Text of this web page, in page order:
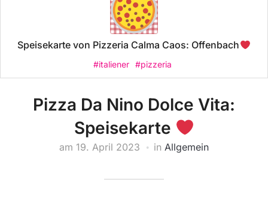
Speisekarte von Pizzeria Calma Caos: Offenbach
#italiener #pizzeria
Pizza Da Nino Dolce Vita:
Speisekarte
am 19. April 2023 in Allgemein